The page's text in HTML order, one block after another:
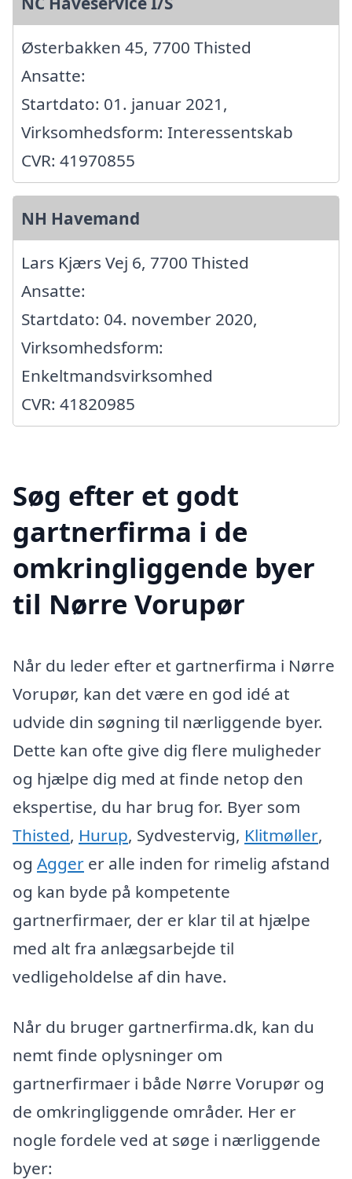
Østerbakken 45, 7700 Thisted
Ansatte:
Startdato: 01. januar 2021,
Virksomhedsform: Interessentskab
CVR: 41970855
NH Havemand
Lars Kjærs Vej 6, 7700 Thisted
Ansatte:
Startdato: 04. november 2020,
Virksomhedsform:
Enkeltmandsvirksomhed
CVR: 41820985
Søg efter et godt
gartnerfirma i de
omkringliggende byer
til Nørre Vorupør
Når du leder efter et gartnerfirma i Nørre
Vorupør, kan det være en god idé at
udvide din søgning til nærliggende byer.
Dette kan ofte give dig flere muligheder
og hjælpe dig med at finde netop den
ekspertise, du har brug for. Byer som
Thisted, Hurup, Sydvestervig, Klitmøller,
og Agger er alle inden for rimelig afstand
og kan byde på kompetente
gartnerfirmaer, der er klar til at hjælpe
med alt fra anlægsarbejde til
vedligeholdelse af din have.
Når du bruger gartnerfirma.dk, kan du
nemt finde oplysninger om
gartnerfirmaer i både Nørre Vorupør og
de omkringliggende områder. Her er
nogle fordele ved at søge i nærliggende
byer: